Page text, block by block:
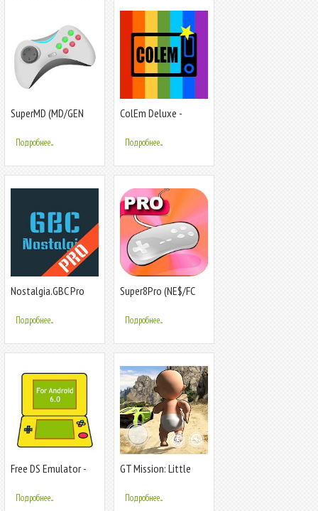
SuperMD (MD/GEN
Подробнее...
ColEm Deluxe -
ColecoVision
Emulator
Подробнее...
Nostalgia.GBC Pro
Подробнее...
Super8Pro (NE$/FC
Подробнее...
Free DS Emulator -
Подробнее...
GT Mission: Little
Подробнее...